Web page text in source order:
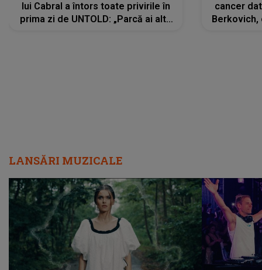
lui Cabral a întors toate privirile în
prima zi de UNTOLD: „Parcă ai altă
cancer
LANSĂRI MUZICALE